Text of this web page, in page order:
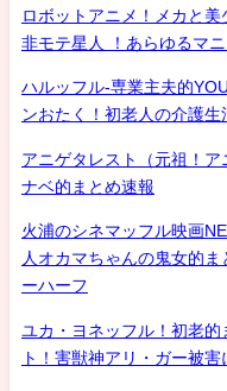
ロボットアニメ！メカと
非モテ星人 ！あらゆるマ
ハルッフル-専業主夫的
ンおたく！初老人の介護生
アニゲタレスト（元祖！
ナベ的まとめ速報
火浦のシネマッフル映画
人オカマちゃんの鬼女的
ーハーフ
ユカ・ヨネッフル！初老
ト！害獣神アリ・ガー被